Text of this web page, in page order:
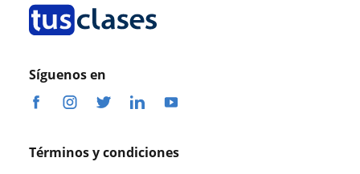
Síguenos en
Términos y condiciones